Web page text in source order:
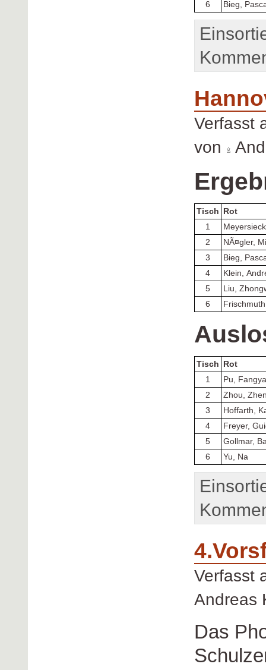
6
Bieg,
Verfasst
von
Tisch
Rot
1
2
NÃ¤gler,
3
Bieg,
4
Klein,
5
Liu,
6
Tisch
Rot
1
Pu,
2
Zhou,
3
Hoffarth,
4
Freyer,
5
Gollmar,
6
Yu, Na
Verfasst
Andreas
Das